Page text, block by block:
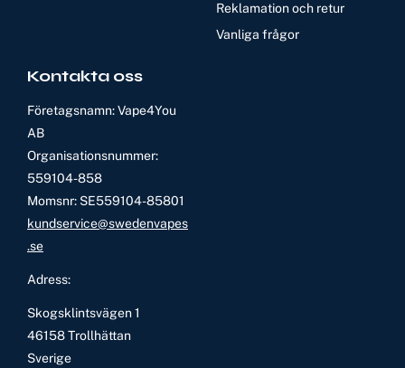
Reklamation och retur
Vanliga frågor
Kontakta oss
Företagsnamn: Vape4You
AB
Organisationsnummer:
559104-858
Momsnr: SE559104-85801
kundservice@swedenvapes
.se
Adress:
Skogsklintsvägen 1
46158 Trollhättan
Sverige